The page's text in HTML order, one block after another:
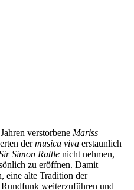
verstorbene Mariss
dermusica viva erstaunlich
Simon Rattle nicht nehmen,
zu eröffnen. Damit
eine alte Tradition der
weiterzuführen und